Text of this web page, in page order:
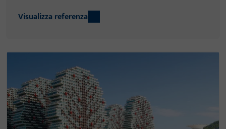
Visualizza referenza